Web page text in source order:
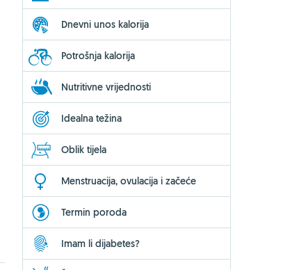
Dnevni unos kalorija
Potrošnja kalorija
Nutritivne vrijednosti
Idealna težina
Oblik tijela
Menstruacija, ovulacija i začeće
Termin poroda
Imam li dijabetes?